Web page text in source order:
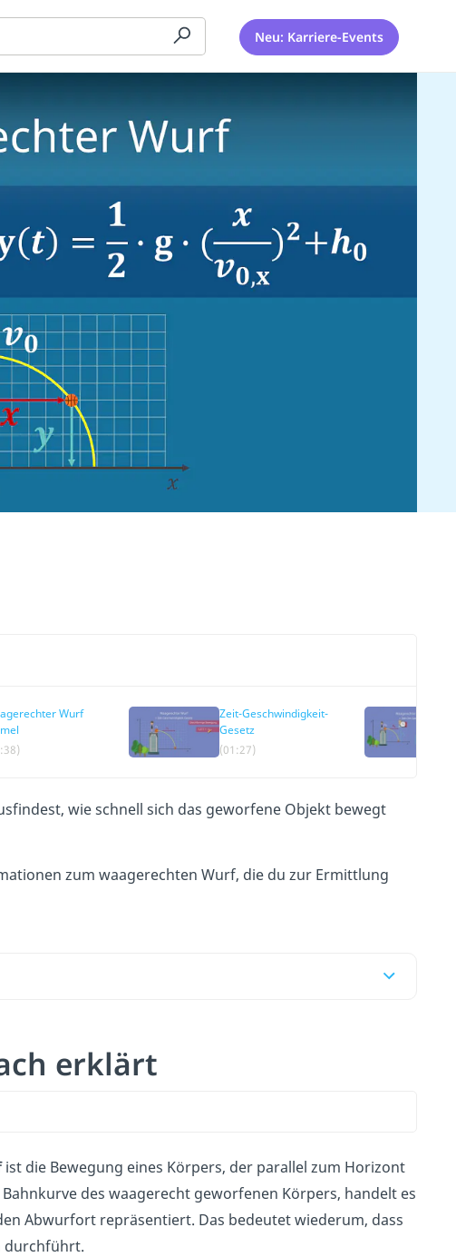
Neu: Karriere-Events
Wurf
Zeit-Geschwindigkeit-
Gesetz
(01:27)
wie schnell sich das geworfene Objekt bewegt
zum waagerechten Wurf, die du zur Ermittlung
erklärt
ist die Bewegung eines Körpers, der parallel zum Horizont
des waagerecht geworfenen Körpers, handelt es
Abwurfort repräsentiert. Das bedeutet wiederum, dass
durchführt.